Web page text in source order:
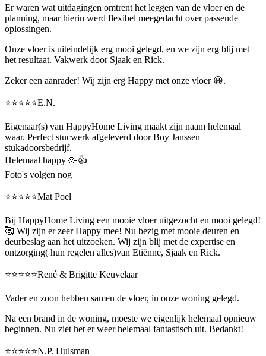
Er waren wat uitdagingen omtrent het leggen van de vloer en de
planning, maar hierin werd flexibel meegedacht over passende
oplossingen.
Onze vloer is uiteindelijk erg mooi gelegd, en we zijn erg blij met
het resultaat. Vakwerk door Sjaak en Rick.
Zeker een aanrader! Wij zijn erg Happy met onze vloer 😀.
⭐️⭐️⭐️⭐️⭐️E.N.
Eigenaar(s) van HappyHome Living maakt zijn naam helemaal
waar. Perfect stucwerk afgeleverd door Boy Janssen
stukadoorsbedrijf.
Helemaal happy 🥳👍
Foto's volgen nog
⭐️⭐️⭐️⭐️⭐️Mat Poel
Bij HappyHome Living een mooie vloer uitgezocht en mooi gelegd!
🥰 Wij zijn er zeer Happy mee! Nu bezig met mooie deuren en
deurbeslag aan het uitzoeken. Wij zijn blij met de expertise en
ontzorging( hun regelen alles)van Etiënne, Sjaak en Rick.
⭐️⭐️⭐️⭐️⭐️René & Brigitte Keuvelaar
Vader en zoon hebben samen de vloer, in onze woning gelegd.
Na een brand in de woning, moeste we eigenlijk helemaal opnieuw
beginnen. Nu ziet het er weer helemaal fantastisch uit. Bedankt!
⭐️⭐️⭐️⭐️⭐️N.P. Hulsman